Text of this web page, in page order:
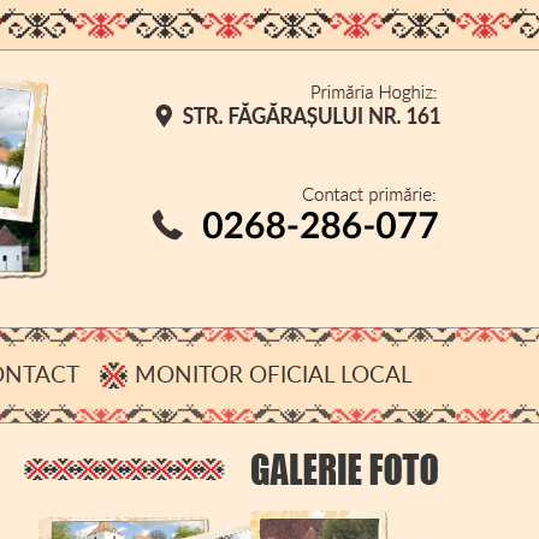
CONFIDENȚIALITATE
DESPRE COOKIE-URI
MONITOR OFICIAL LOCAL